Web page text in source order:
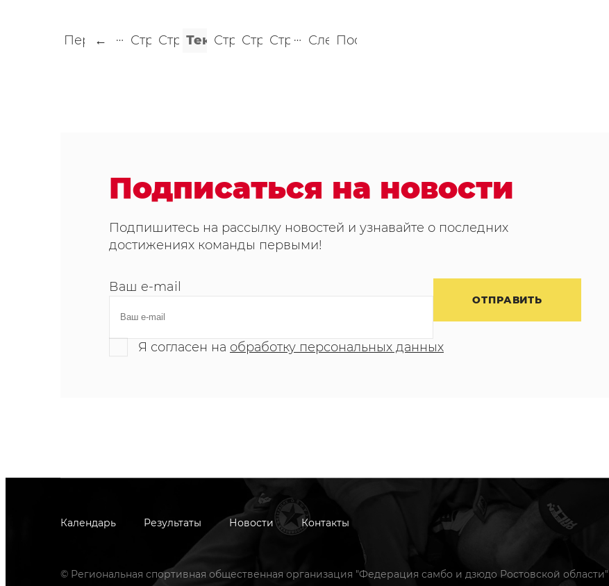
Первая
←
… Страница
Страница
ТекущаяСтраница
СтраницаСтраница
… Следующая
Последняя
Подписаться на новости
Подпишитесь на рассылку новостей и узнавайте о последних
достижениях команды первыми!
Ваш e-mail
Я согласен на обработку персональных данных
Календарь Результаты Новости Контакты
© Региональная спортивная общественная организация "Федерация самбо и дзюдо Ростовской области"